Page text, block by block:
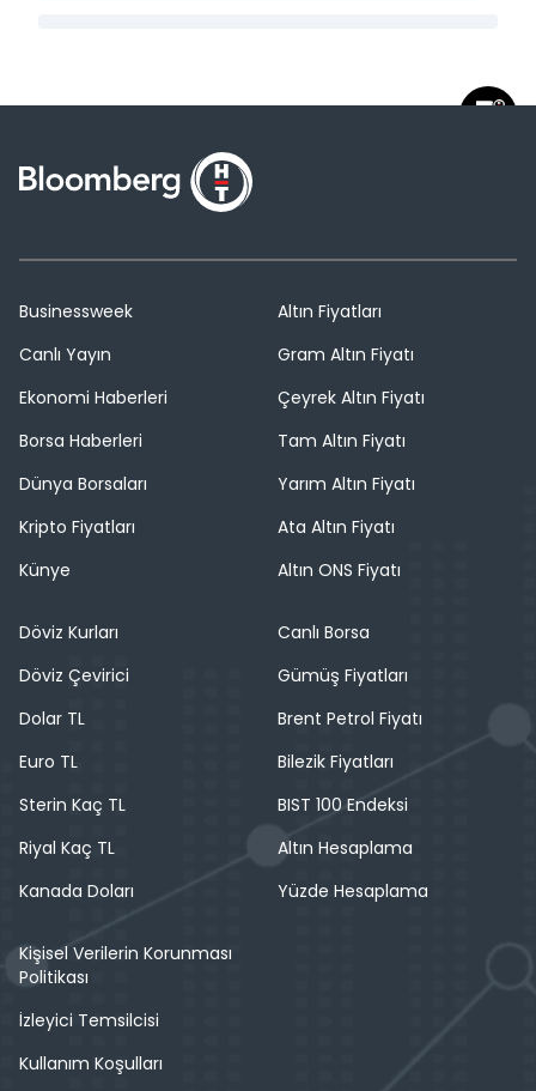
Businessweek
Canlı Yayın
Ekonomi Haberleri
Borsa Haberleri
Dünya Borsaları
Kripto Fiyatları
Künye
Altın Fiyatları
Gram Altın Fiyatı
Çeyrek Altın Fiyatı
Tam Altın Fiyatı
Yarım Altın Fiyatı
Ata Altın Fiyatı
Altın ONS Fiyatı
Döviz Kurları
Döviz Çevirici
Dolar TL
Euro TL
Sterin Kaç TL
Riyal Kaç TL
Kanada Doları
Canlı Borsa
Gümüş Fiyatları
Brent Petrol Fiyatı
Bilezik Fiyatları
BIST 100 Endeksi
Altın Hesaplama
Yüzde Hesaplama
Kişisel Verilerin Korunması
Politikası
İzleyici Temsilcisi
Kullanım Koşulları